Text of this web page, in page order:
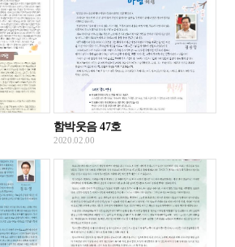
함박웃음 47호
2020.02.00